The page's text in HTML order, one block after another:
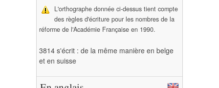
L'orthographe donnée ci-dessus tient compte
des règles d'écriture pour les nombres de la
réforme de l'Académie Française en 1990.
3814 s'écrit : de la même manière en belge
et en suisse